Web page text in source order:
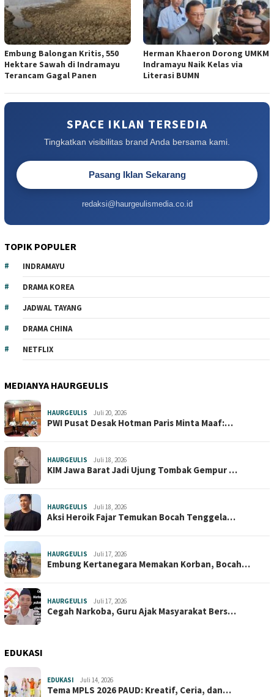
Embung Balongan Kritis, 550
Hektare Sawah di Indramayu
Terancam Gagal Panen
Herman Khaeron Dorong UMKM
Indramayu Naik Kelas via
Literasi BUMN
SPACE IKLAN TERSEDIA
Tingkatkan visibilitas brand Anda bersama kami.
Pasang Iklan Sekarang
redaksi@haurgeulismedia.co.id
TOPIK POPULER
INDRAMAYU
DRAMA KOREA
JADWAL TAYANG
DRAMA CHINA
NETFLIX
MEDIANYA HAURGEULIS
HAURGEULIS Juli 20, 2026
PWI Pusat Desak Hotman Paris Minta Maaf:…
HAURGEULIS Juli 18, 2026
KIM Jawa Barat Jadi Ujung Tombak Gempur …
HAURGEULIS Juli 18, 2026
Aksi Heroik Fajar Temukan Bocah Tenggela…
HAURGEULIS Juli 17, 2026
Embung Kertanegara Memakan Korban, Bocah…
HAURGEULIS Juli 17, 2026
Cegah Narkoba, Guru Ajak Masyarakat Bers…
EDUKASI
EDUKASI Juli 14, 2026
Tema MPLS 2026 PAUD: Kreatif, Ceria, dan…